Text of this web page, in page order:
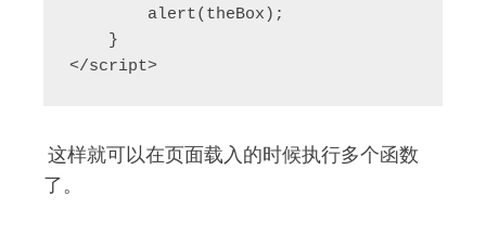
        alert(theBox);
    }
</script>
这样就可以在页面载入的时候执行多个函数
了。